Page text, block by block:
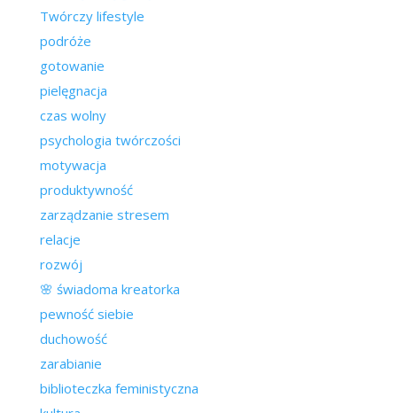
Twórczy lifestyle
podróże
gotowanie
pielęgnacja
czas wolny
psychologia twórczości
motywacja
produktywność
zarządzanie stresem
relacje
rozwój
🌸 świadoma kreatorka
pewność siebie
duchowość
zarabianie
biblioteczka feministyczna